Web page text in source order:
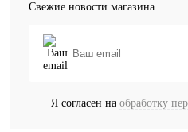
Свежие новости магазина
Я согласен на обработку